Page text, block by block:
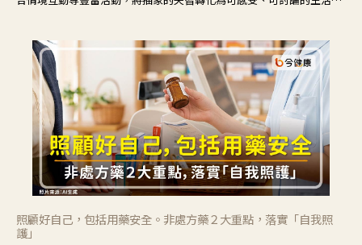
照顧好自己，包括用藥安全。非處方藥２大重點，落實「自我照
護」